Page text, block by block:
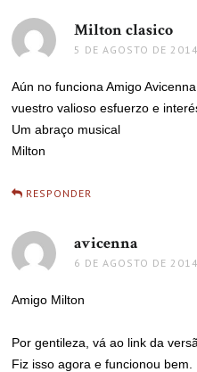
Milton clasico
5 DE AGOSTO DE
Aún no funciona Amigo
vuestro valioso esfuerzo e
Um abraço musical
Milton
RESPONDER
avicenna
6 DE AGOSTO DE
Amigo Milton
Por gentileza, vá ao link da
Fiz isso agora e funcionou bem.